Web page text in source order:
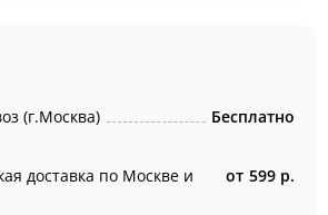
(г.Москва) Бесплатно
доставка по Москве и
от 599 р.